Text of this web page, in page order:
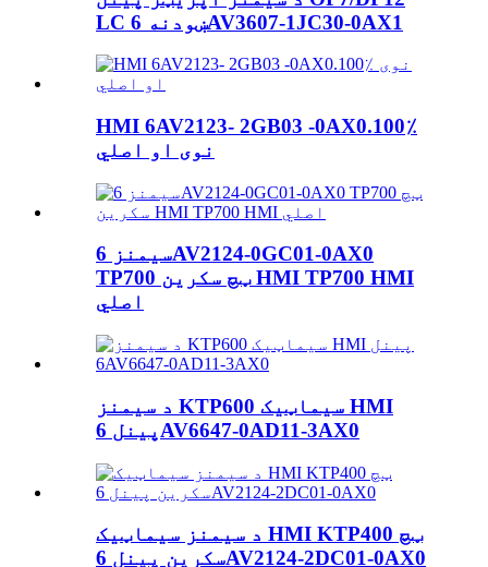
LC ښودنه 6AV3607-1JC30-0AX1
HMI 6AV2123- 2GB03 -0AX0.100٪
نوی او اصلي
سیمنز 6AV2124-0GC01-0AX0
TP700 ټچ سکرین HMI TP700 HMI
اصلي
د سیمنز KTP600 سیماټیک HMI
پینل 6AV6647-0AD11-3AX0
د سیمنز سیماټیک HMI KTP400 ټچ
سکرین پینل 6AV2124-2DC01-0AX0